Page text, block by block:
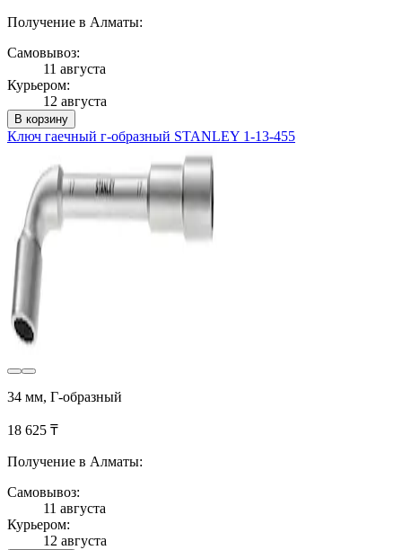
Получение в Алматы:
Самовывоз:
11 августа
Курьером:
12 августа
В корзину
Ключ гаечный г-образный STANLEY 1-13-455
34 мм, Г-образный
18 625 ₸
Получение в Алматы:
Самовывоз:
11 августа
Курьером:
12 августа